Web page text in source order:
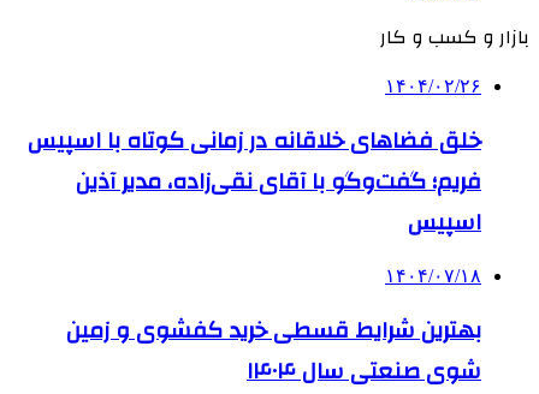
بازار و کسب و کار
۱۴۰۴/۰۲/۲۶
خلق فضاهای خلاقانه در زمانی کوتاه با اسپیس
فریم؛ گفت‌وگو با آقای نقی‌زاده، مدیر آذین
اسپیس
۱۴۰۴/۰۷/۱۸
بهترین شرایط قسطی خرید کفشوی و زمین
شوی صنعتی سال ۱۴۰۴